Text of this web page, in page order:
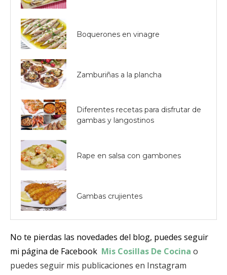
Boquerones en vinagre
Zamburiñas a la plancha
Diferentes recetas para disfrutar de
gambas y langostinos
Rape en salsa con gambones
Gambas crujientes
No te pierdas las novedades del blog, puedes seguir
mi página de Facebook Mis Cosillas De Cocina o
puedes seguir mis publicaciones en Instagram